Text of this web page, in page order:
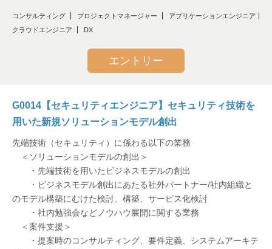
群馬県
北海道
宮城県
福島県
山形県
コンサルティング プロジェクトマネージャー
アプリケーションエンジニア
クラウドエンジニア
DX
エントリー
G0014【セキュリティエンジニア】セキュリティ技術を
用いた新規ソリューションモデル創出
先端技術（セキュリティ）に係わる以下の業務
＜ソリューションモデルの創出＞
・先端技術を用いたビジネスモデルの創出
・ビジネスモデル創出にあたる社外パートナー/社内組織と
のモデル構築にむけた検討、構築、サービス化検討
・社内勉強会などノウハウ展開に関する業務
＜案件支援＞
・提案時のコンサルティング、要件定義、システムアーキテ